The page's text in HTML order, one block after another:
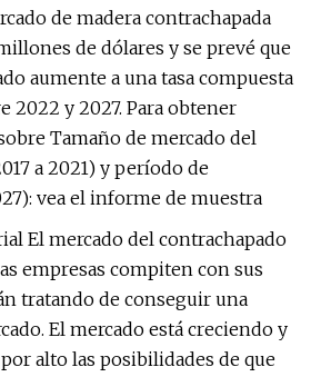
de madera contrachapada
millones de dólares y se prevé que
aumente a una tasa compuesta
2022 y 2027. Para obtener
Tamaño de mercado del
a 2021) y período de
vea el informe de muestra
El mercado del contrachapado
empresas compiten con sus
tratando de conseguir una
El mercado está creciendo y
alto las posibilidades de que